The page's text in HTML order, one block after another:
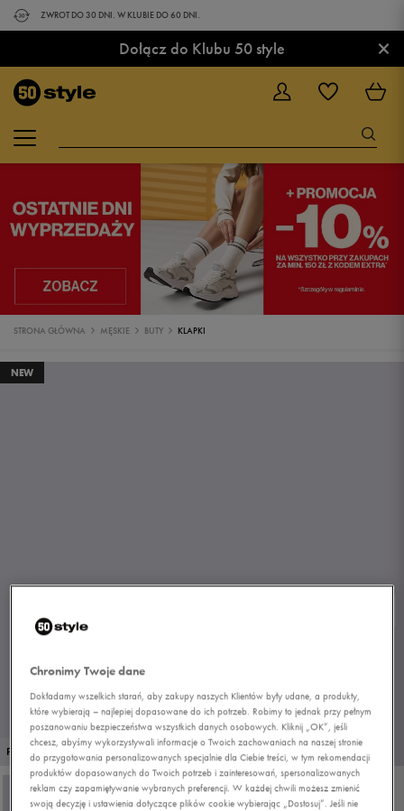
ZWROT DO 30 DNI. W KLUBIE DO 60 DNI.
Dołącz do Klubu 50 style ×
STRONA GŁÓWNA MĘSKIE BUTY KLAPKI
NEW
PROMO: DO -30%
Chronimy Twoje dane
Dokładamy wszelkich starań, aby zakupy naszych Klientów były udane, a produkty,
które wybierają – najlepiej dopasowane do ich potrzeb. Robimy to jednak przy pełnym
poszanowaniu bezpieczeństwa wszystkich danych osobowych. Kliknij „OK”, jeśli
chcesz, abyśmy wykorzystywali informacje o Twoich zachowaniach na naszej stronie
do przygotowania personalizowanych specjalnie dla Ciebie treści, w tym rekomendacji
produktów dopasowanych do Twoich potrzeb i zainteresowań, spersonalizowanych
reklam czy zapamiętywanie wybranych preferencji. W każdej chwili możesz zmienić
swoją decyzję i ustawienia dotyczące plików cookie wybierając „Dostosuj”. Jeśli nie